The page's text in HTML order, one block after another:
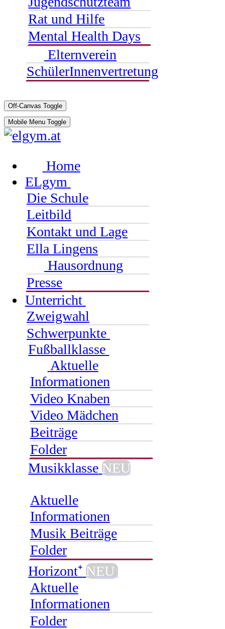
Rat und Hilfe
Mental Health Days
Elternverein
SchülerInnenvertretung
Off-Canvas Toggle
Mobile Menu Toggle
Home
ELgym
Die Schule
Leitbild
Kontakt und Lage
Ella Lingens
Hausordnung
Presse
Unterricht
Zweigwahl
Schwerpunkte
Fußballklasse
Aktuelle
Informationen
Video Knaben
Video Mädchen
Beiträge
Folder
Musikklasse NEU
Aktuelle
Informationen
Musik Beiträge
Folder
Horizont⁺ NEU
Aktuelle
Informationen
Folder